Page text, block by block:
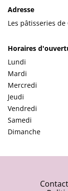
Adresse
Les pâtisseries
Horaires
Lundi
Mardi
Mercredi
Jeudi
Vendredi
Samedi
Dimanche